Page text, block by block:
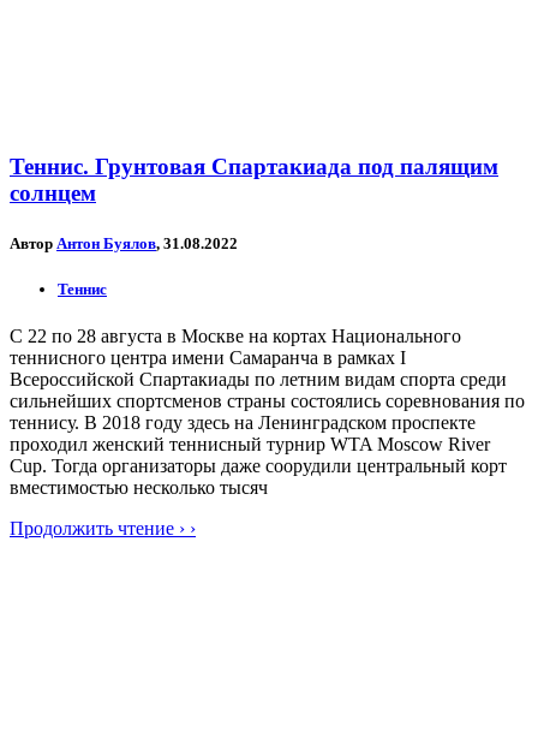
Теннис. Грунтовая Спартакиада под палящим
солнцем
Автор Антон Буялов, 31.08.2022
Теннис
С 22 по 28 августа в Москве на кортах Национального
теннисного центра имени Самаранча в рамках I
Всероссийской Спартакиады по летним видам спорта среди
сильнейших спортсменов страны состоялись соревнования по
теннису. В 2018 году здесь на Ленинградском проспекте
проходил женский теннисный турнир WTA Moscow River
Cup. Тогда организаторы даже соорудили центральный корт
вместимостью несколько тысяч
Продолжить чтение › ›